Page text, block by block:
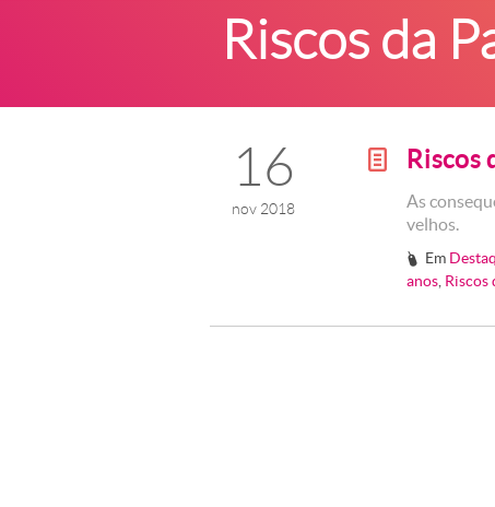
Riscos da
16
nov 2018
g Riscos
As
velhos.
# Em
anos Riscos